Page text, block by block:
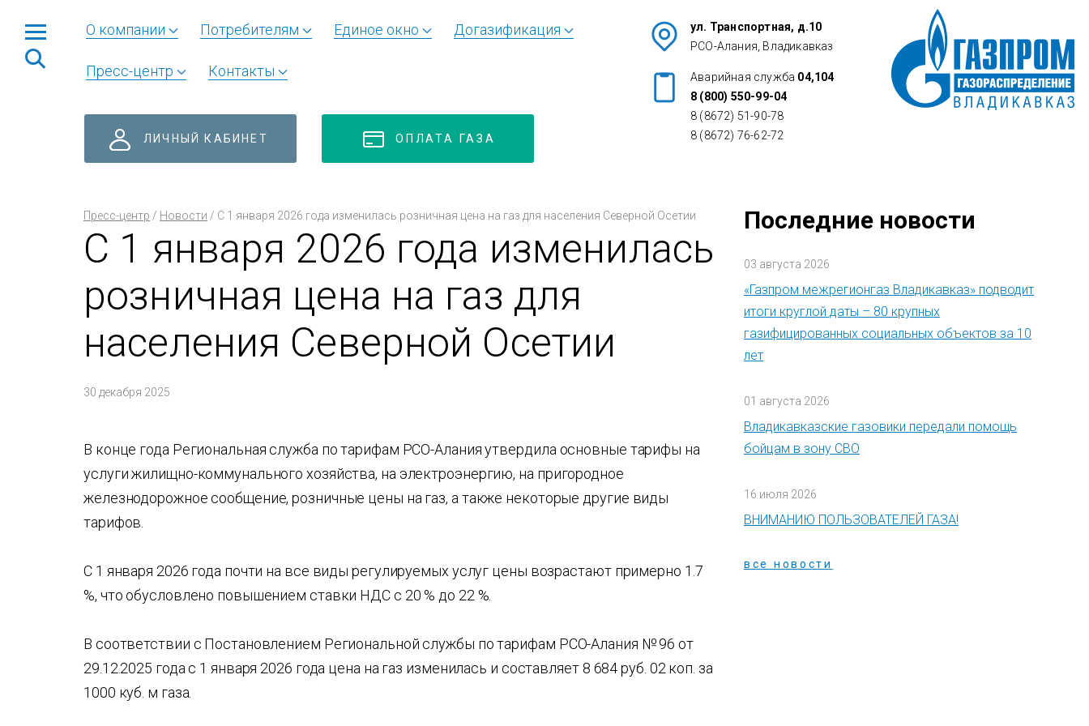
О компании Потребителям Единое окно Догазификация
Пресс-центр Контакты
ЛИЧНЫЙ КАБИНЕТ ОПЛАТА ГАЗА
ул. Транспортная, д.10
РСО-Алания, Владикавказ
Аварийная служба 04,104
8 (800) 550-99-04
8 (8672) 51-90-78
8 (8672) 76-62-72
Пресс-центр / Новости / С 1 января 2026 года изменилась розничная цена на газ для населения Северной Осетии
С 1 января 2026 года изменилась
розничная цена на газ для
населения Северной Осетии
30 декабря 2025
В конце года Региональная служба по тарифам РСО-Алания утвердила основные тарифы на
услуги жилищно-коммунального хозяйства, на электроэнергию, на пригородное
железнодорожное сообщение, розничные цены на газ, а также некоторые другие виды
тарифов.
С 1 января 2026 года почти на все виды регулируемых услуг цены возрастают примерно 1.7
%, что обусловлено повышением ставки НДС с 20 % до 22 %.
В соответствии с Постановлением Региональной службы по тарифам РСО-Алания № 96 от
29.12.2025 года с 1 января 2026 года цена на газ изменилась и составляет 8 684 руб. 02 коп. за
1000 куб. м газа.
Последние новости
03 августа 2026
«Газпром межрегионгаз Владикавказ» подводит
итоги круглой даты – 80 крупных
газифицированных социальных объектов за 10
лет
01 августа 2026
Владикавказские газовики передали помощь
бойцам в зону СВО
16 июля 2026
ВНИМАНИЮ ПОЛЬЗОВАТЕЛЕЙ ГАЗА!
все новости